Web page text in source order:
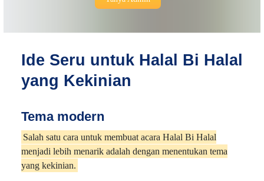
Ide Seru untuk Halal Bi Halal
yang Kekinian
Tema modern
Salah satu cara untuk membuat acara Halal Bi Halal
menjadi lebih menarik adalah dengan menentukan tema
yang kekinian.